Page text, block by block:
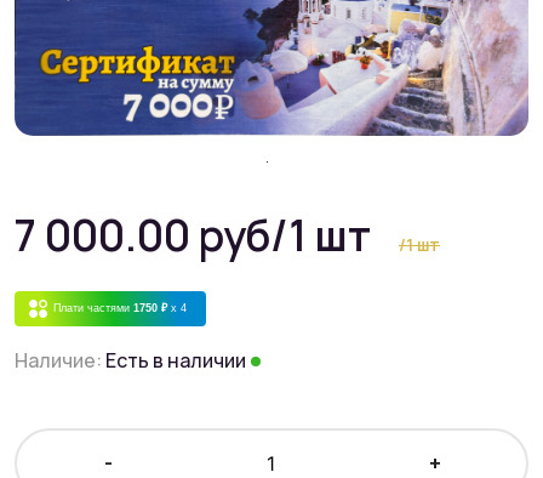
7 000.00 руб/1 шт /1 шт
Плати частями 1750 ₽ x 4
Наличие: Есть в наличии
- +